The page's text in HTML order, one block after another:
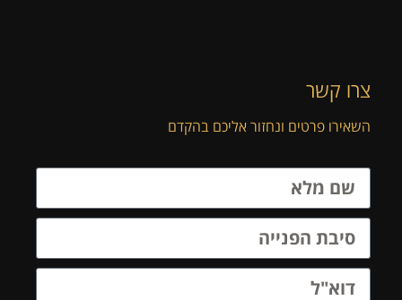
צרו קשר
השאירו פרטים ונחזור אליכם בהקדם